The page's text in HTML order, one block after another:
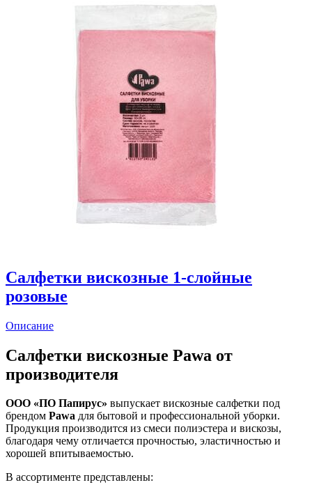
Салфетки вискозные 1-слойные
розовые
Описание
Салфетки вискозные Pawa от
производителя
ООО «ПО Папирус» выпускает вискозные салфетки под
брендом Pawa для бытовой и профессиональной уборки.
Продукция производится из смеси полиэстера и вискозы,
благодаря чему отличается прочностью, эластичностью и
хорошей впитываемостью.
В ассортименте представлены: